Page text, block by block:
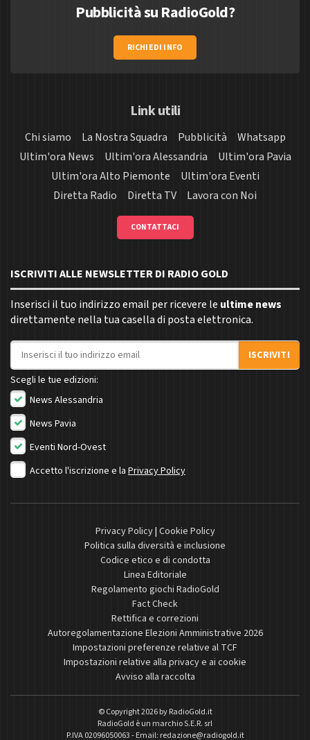
Pubblicità su RadioGold?
RICHIEDI INFO
Link utili
Chi siamo La Nostra Squadra Pubblicità
Whatsapp
Ultim'ora News
Ultim'ora Alessandria
Ultim'ora Pavia
Ultim'ora Alto Piemonte
Ultim'ora Eventi
Diretta Radio
Diretta TV Lavora con Noi
CONTATTACI
ISCRIVITI ALLE NEWSLETTER DI RADIO GOLD
Inserisci il tuo indirizzo email per ricevere le ultime news
direttamente nella tua casella di posta elettronica.
Indirizzo email
ISCRIVITI
Scegli le tue edizioni:
News Alessandria
News Pavia
Eventi Nord-Ovest
Accetto l'iscrizione e la Privacy Policy
Privacy Policy| Cookie Policy
Politica sulla diversità e inclusione
Codice etico e di condotta
Linea Editoriale
Regolamento giochi RadioGold
Fact Check
Rettifica e correzioni
Autoregolamentazione Elezioni Amministrative 2026
Impostazioni preferenze relative al TCF
Impostazioni relative alla privacy e ai cookie
Avviso alla raccolta
© Copyright 2026 byRadioGold.it
RadioGold è un marchio S.E.R. srl
P.IVA 02096050063 - Email: redazione@radiogold.it